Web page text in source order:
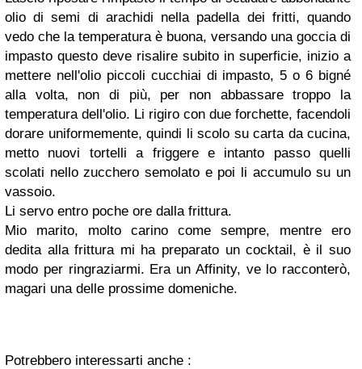
olio di semi di arachidi nella padella dei fritti, quando
vedo che la temperatura è buona, versando una goccia di
impasto questo deve risalire subito in superficie, inizio a
mettere nell'olio piccoli cucchiai di impasto, 5 o 6 bigné
alla volta, non di più, per non abbassare troppo la
temperatura dell'olio. Li rigiro con due forchette, facendoli
dorare uniformemente, quindi li scolo su carta da cucina,
metto nuovi tortelli a friggere e intanto passo quelli
scolati nello zucchero semolato e poi li accumulo su un
vassoio.
Li servo entro poche ore dalla frittura.
Mio marito, molto carino come sempre, mentre ero
dedita alla frittura mi ha preparato un cocktail, è il suo
modo per ringraziarmi. Era un Affinity, ve lo racconterò,
magari una delle prossime domeniche.
Potrebbero interessarti anche :